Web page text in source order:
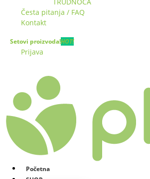
Česta pitanja / FAQ
Kontakt
Setovi proizvoda!HOT!
Prijava
Početna